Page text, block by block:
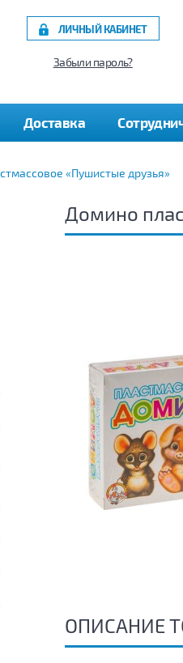
ЛИЧНЫЙ КАБИНЕТ
Забыли пароль?
Доставка
«Пушистые друзья»
Домино
ОПИСАНИЕ